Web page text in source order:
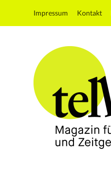
Impressum Kontakt